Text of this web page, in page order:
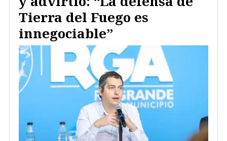
Tierra del Fuego es
innegociable”